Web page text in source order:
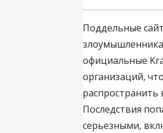
Поддельные
официальные
организаций,
Последствия
серьезными,